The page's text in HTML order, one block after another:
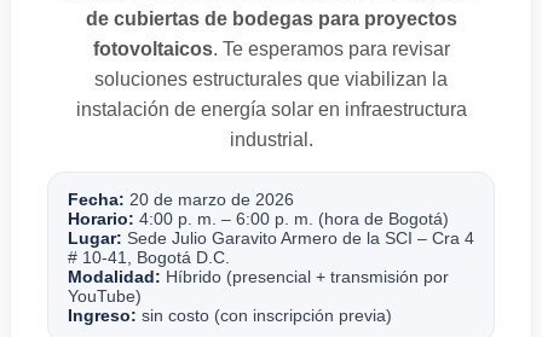
de cubiertas de bodegas para proyectos
fotovoltaicos. Te esperamos para revisar
soluciones estructurales que viabilizan la
instalación de energía solar en infraestructura
industrial.
Fecha: 20 de marzo de 2026
Horario: 4:00 p. m. – 6:00 p. m. (hora de Bogotá)
Lugar: Sede Julio Garavito Armero de la SCI – Cra 4
# 10-41, Bogotá D.C.
Modalidad: Híbrido (presencial + transmisión por
YouTube)
Ingreso: sin costo (con inscripción previa)